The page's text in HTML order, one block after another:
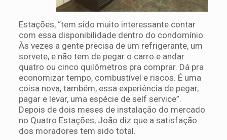
Estações, “tem sido muito interessante contar
com essa disponibilidade dentro do condomínio.
Às vezes a gente precisa de um refrigerante, um
sorvete, e não tem de pegar o carro e andar
quatro ou cinco quilômetros pra comprar. Dá pra
economizar tempo, combustível e riscos. É uma
coisa nova, também, essa experiência de pegar,
pagar e levar, uma espécie de self service”.
Depois de dois meses de instalação do mercado
no Quatro Estações, João diz que a satisfação
dos moradores tem sido total.